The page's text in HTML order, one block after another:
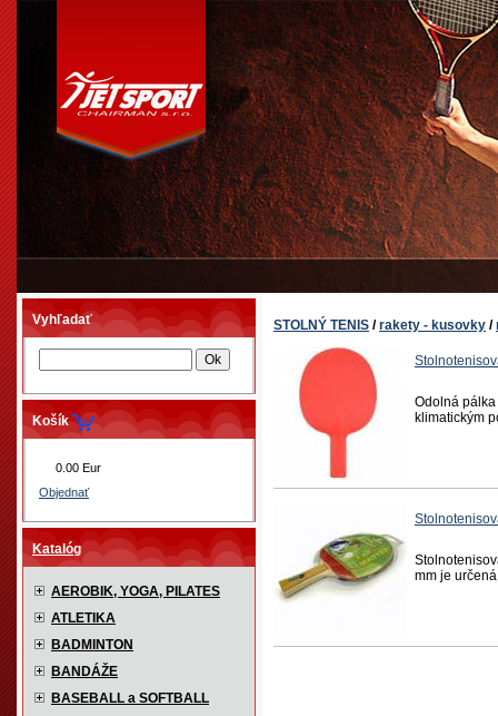
Vyhľadať
Košík
0.00 Eur
Objednať
Katalóg
AEROBIK, YOGA, PILATES
ATLETIKA
BADMINTON
BANDÁŽE
BASEBALL a SOFTBALL
STOLNÝ TENIS /rakety - kusovky /
Odolná
klimatickým
mm je